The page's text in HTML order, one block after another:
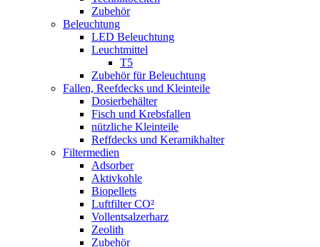
Zubehör
Beleuchtung
LED Beleuchtung
Leuchtmittel
T5
Zubehör für Beleuchtung
Fallen, Reefdecks und Kleinteile
Dosierbehälter
Fisch und Krebsfallen
nützliche Kleinteile
Reffdecks und Keramikhalter
Filtermedien
Adsorber
Aktivkohle
Biopellets
Luftfilter CO²
Vollentsalzerharz
Zeolith
Zubehör